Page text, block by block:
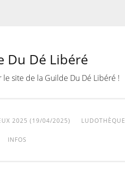
Du Dé Libéré
site de la Guilde Du Dé Libéré !
2025 (19/04/2025) LUDOTHÈQUE
INFOS